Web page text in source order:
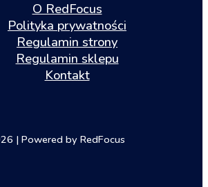
O RedFocus
Polityka prywatności
Regulamin strony
Regulamin sklepu
Kontakt
| Powered by RedFocus